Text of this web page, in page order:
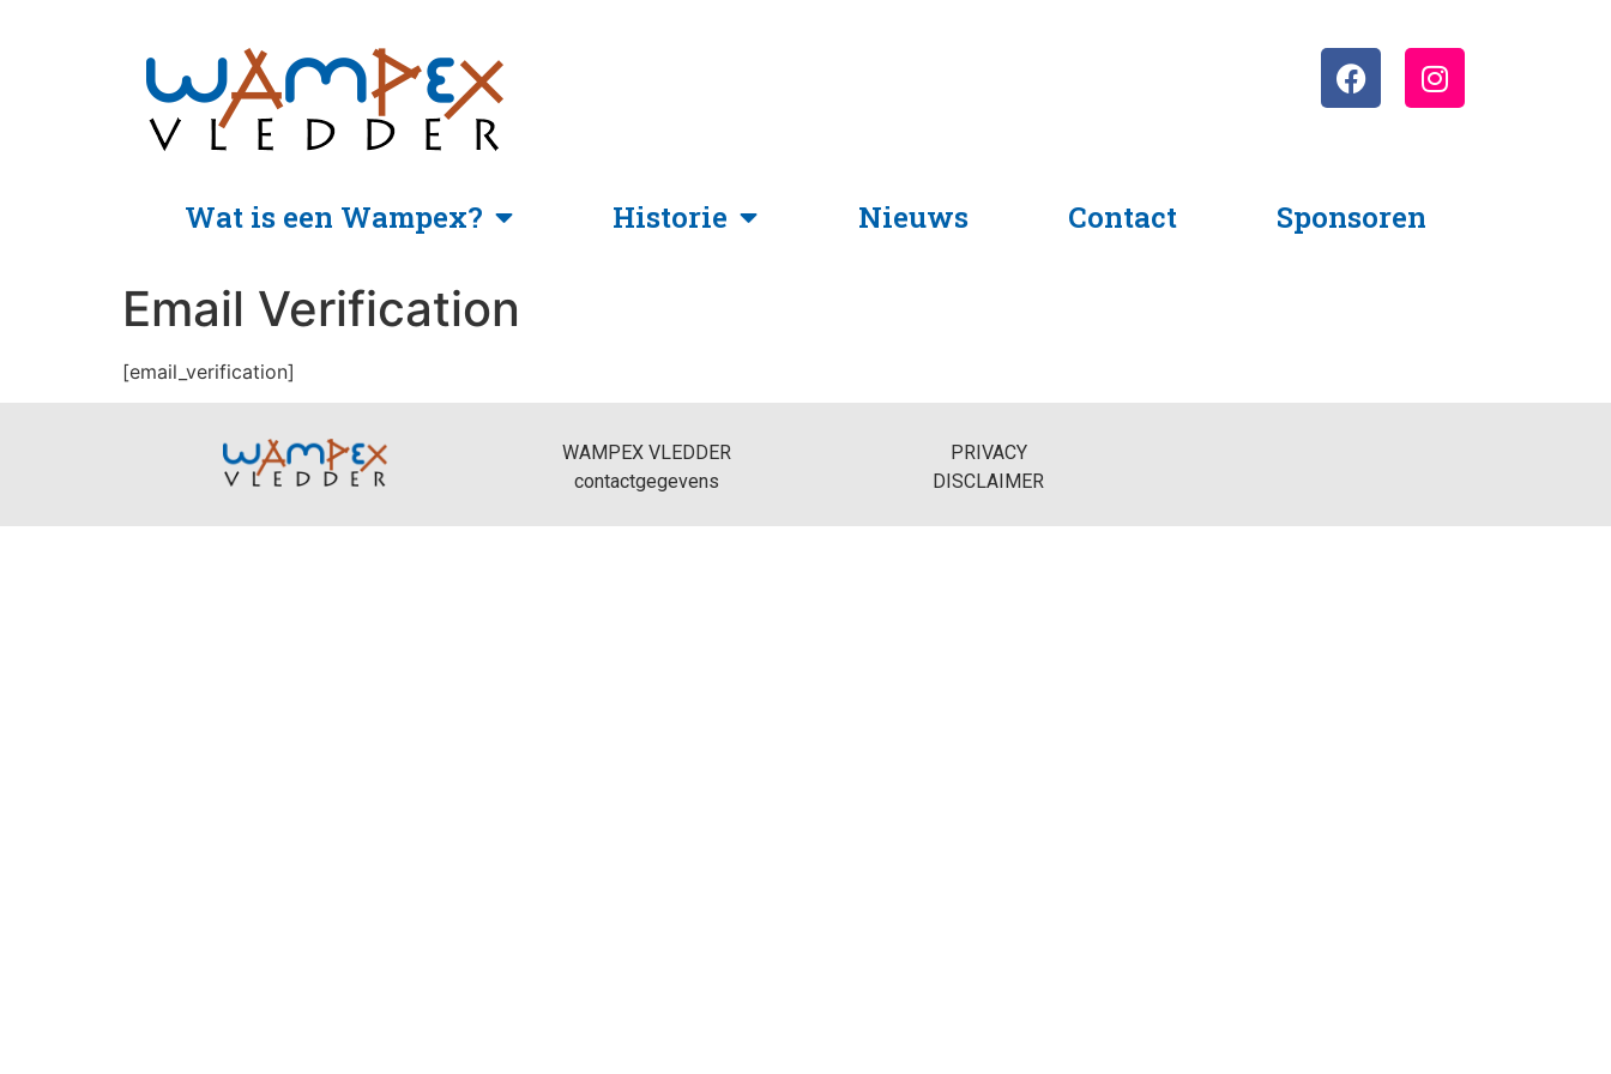
Wat is een Wampex? Historie Nieuws Contact Sponsoren
Email Verification
[email_verification]
WAMPEX VLEDDER
contactgegevens
PRIVACY
DISCLAIMER